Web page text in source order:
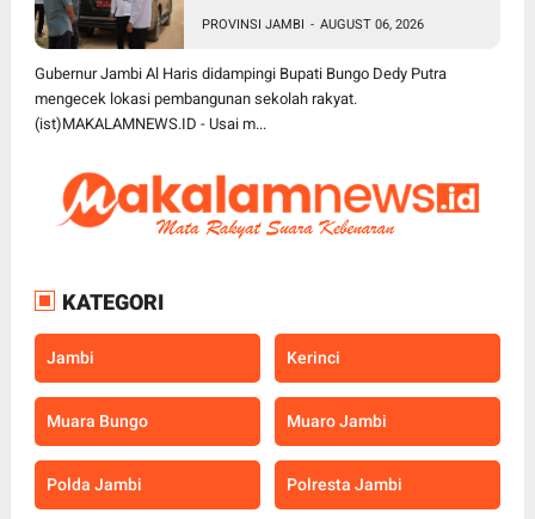
Manfaat bagi Masyarakat
PROVINSI JAMBI - AUGUST 06, 2026
Gubernur Jambi Al Haris didampingi Bupati Bungo Dedy Putra
mengecek lokasi pembangunan sekolah rakyat.
(ist)MAKALAMNEWS.ID - Usai m...
KATEGORI
Jambi Kerinci
Muara Bungo Muaro Jambi
Polda Jambi Polresta Jambi